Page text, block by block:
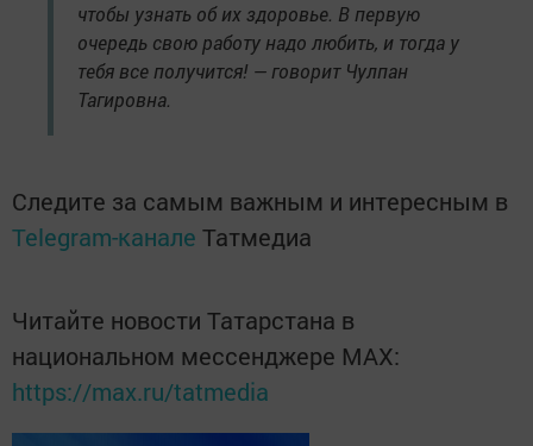
чтобы узнать об их здоровье. В первую
очередь свою работу надо любить, и тогда у
тебя все получится! — говорит Чулпан
Тагировна.
Следите за самым важным и интересным в
Telegram-канале Татмедиа
Читайте новости Татарстана в
национальном мессенджере MАХ:
https://max.ru/tatmedia